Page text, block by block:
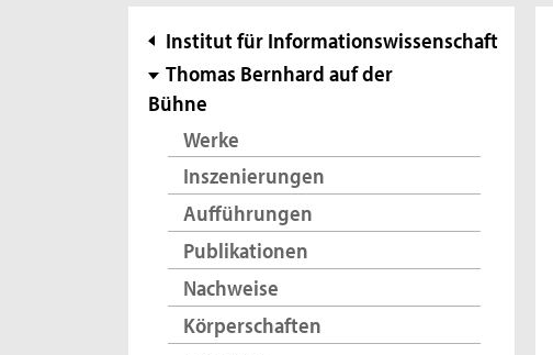
Subnavigation
Institut für Informationswissenschaft
Thomas Bernhard auf der
Bühne
Werke
Inszenierungen
Aufführungen
Publikationen
Nachweise
Körperschaften